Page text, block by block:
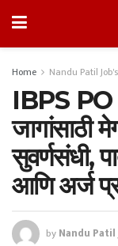
Home Nandu Patil
IBPS
जागांसाठी
सुवर्णसंधी,
आणि अर्ज
byNandu Patil